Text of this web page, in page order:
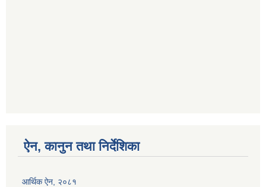
ऐन, कानुन तथा निर्देशिका
आर्थिक ऐन, २०८१